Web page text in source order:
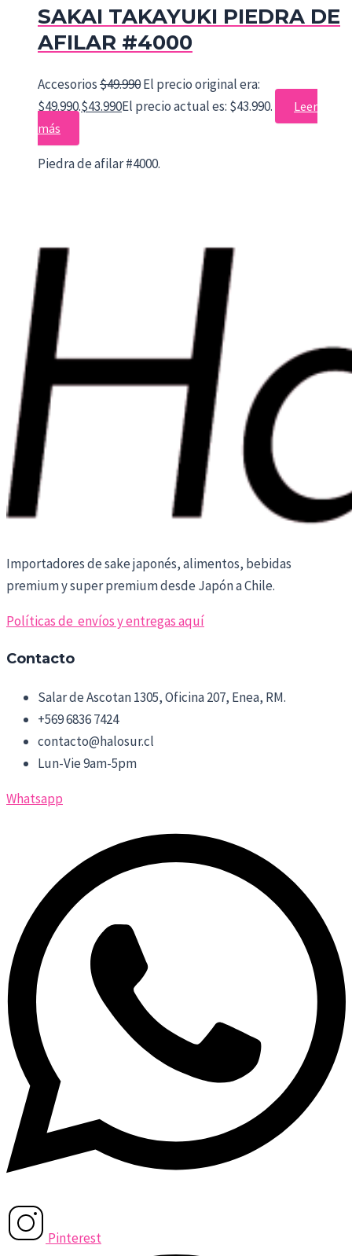
SAKAI TAKAYUKI PIEDRA DE
AFILAR #4000
Accesorios$49.990El precio original era:
$49.990.$43.990El precio actual es: $43.990.
Leer
más
Piedra de afilar #4000.
Importadores de sake japonés, alimentos, bebidas
premium y super premium desde Japón a Chile.
Políticas de envíos y entregas aquí
Contacto
Salar de Ascotan 1305, Oficina 207, Enea, RM.
+569 6836 7424
contacto@halosur.cl
Lun-Vie 9am-5pm
Whatsapp
Pinterest